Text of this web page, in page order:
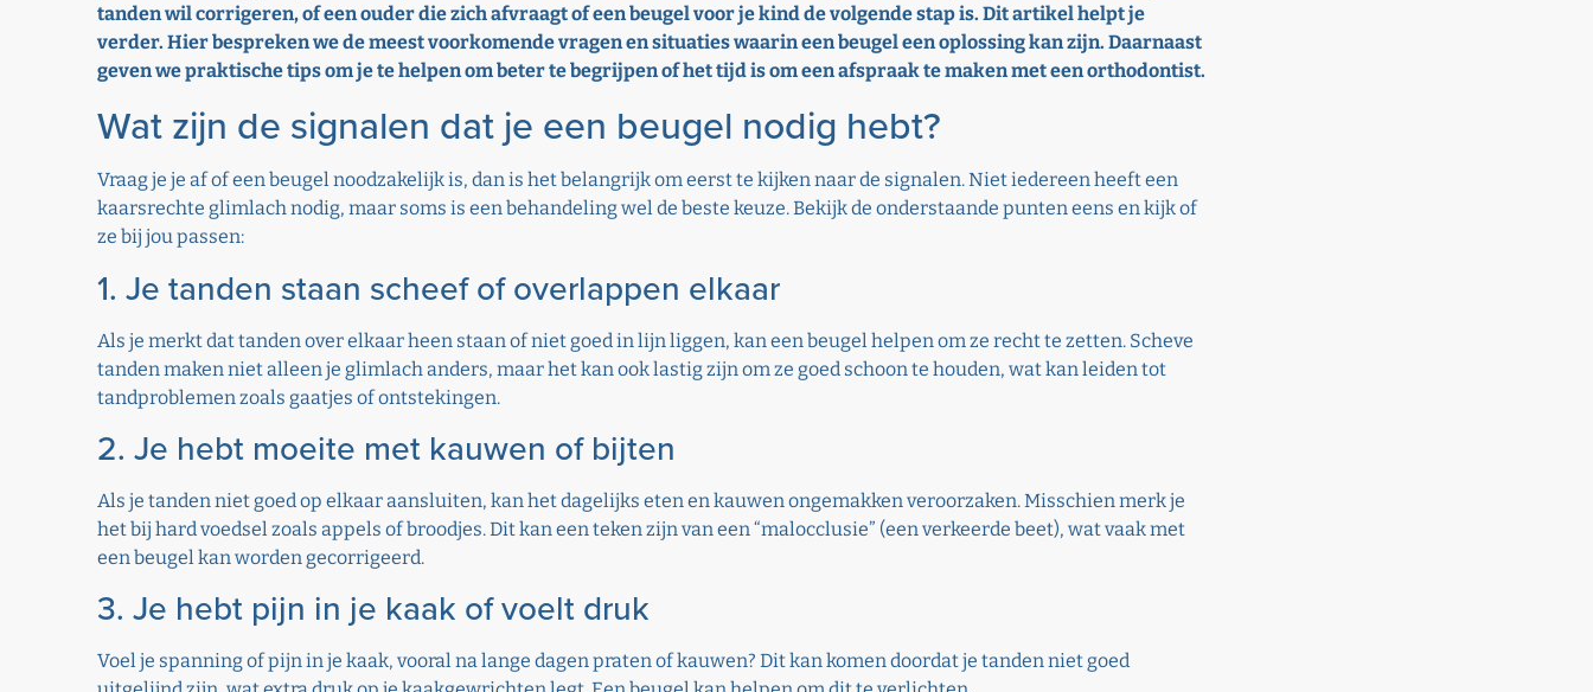
tanden wil corrigeren, of een ouder die zich afvraagt of een beugel voor je kind de volgende stap is. Dit artikel helpt je
verder. Hier bespreken we de meest voorkomende vragen en situaties waarin een beugel een oplossing kan zijn. Daarnaast
geven we praktische tips om je te helpen om beter te begrijpen of het tijd is om een afspraak te maken met een orthodontist.
Wat zijn de signalen dat je een beugel nodig hebt?
Vraag je je af of een beugel noodzakelijk is, dan is het belangrijk om eerst te kijken naar de signalen. Niet iedereen heeft een
kaarsrechte glimlach nodig, maar soms is een behandeling wel de beste keuze. Bekijk de onderstaande punten eens en kijk of
ze bij jou passen:
1. Je tanden staan scheef of overlappen elkaar
Als je merkt dat tanden over elkaar heen staan of niet goed in lijn liggen, kan een beugel helpen om ze recht te zetten. Scheve
tanden maken niet alleen je glimlach anders, maar het kan ook lastig zijn om ze goed schoon te houden, wat kan leiden tot
tandproblemen zoals gaatjes of ontstekingen.
2. Je hebt moeite met kauwen of bijten
Als je tanden niet goed op elkaar aansluiten, kan het dagelijks eten en kauwen ongemakken veroorzaken. Misschien merk je
het bij hard voedsel zoals appels of broodjes. Dit kan een teken zijn van een “malocclusie” (een verkeerde beet), wat vaak met
een beugel kan worden gecorrigeerd.
3. Je hebt pijn in je kaak of voelt druk
Voel je spanning of pijn in je kaak, vooral na lange dagen praten of kauwen? Dit kan komen doordat je tanden niet goed